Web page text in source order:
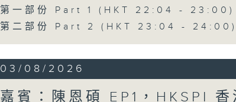
第一部份 Part 1 (HKT 22:04 - 23:00)
第二部份 Part 2 (HKT 23:04 - 24:00)
03/08/2026
嘉賓：陳恩碩 EP1，HKSPI